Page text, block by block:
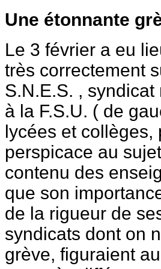
Une étonnante
Le 3 février a eu
très correctement
S.N.E.S. ,
à la F.S.U. ( de
lycées et
perspicace au
contenu des
que son
de la rigueur de
syndicats dont on
grève, figuraient